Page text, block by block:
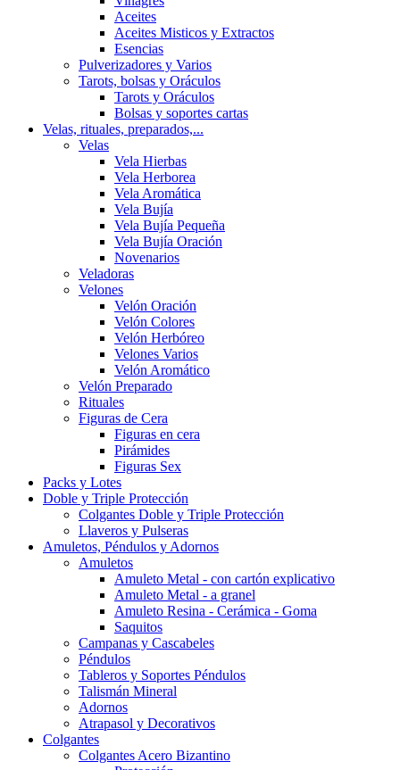
Aceites
Aceites Misticos y Extractos
Esencias
Pulverizadores y Varios
Tarots, bolsas y Oráculos
Tarots y Oráculos
Bolsas y soportes cartas
Velas, rituales, preparados,...
Velas
Vela Hierbas
Vela Herborea
Vela Aromática
Vela Bujía
Vela Bujía Pequeña
Vela Bujía Oración
Novenarios
Veladoras
Velones
Velón Oración
Velón Colores
Velón Herbóreo
Velones Varios
Velón Aromático
Velón Preparado
Rituales
Figuras de Cera
Figuras en cera
Pirámides
Figuras Sex
Packs y Lotes
Doble y Triple Protección
Colgantes Doble y Triple Protección
Llaveros y Pulseras
Amuletos, Péndulos y Adornos
Amuletos
Amuleto Metal - con cartón explicativo
Amuleto Metal - a granel
Amuleto Resina - Cerámica - Goma
Saquitos
Campanas y Cascabeles
Péndulos
Tableros y Soportes Péndulos
Talismán Mineral
Adornos
Atrapasol y Decorativos
Colgantes
Colgantes Acero Bizantino